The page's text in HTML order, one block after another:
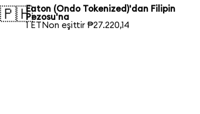
🇵🇭Eaton (Ondo Tokenized)'dan Filipin
Pezosu'na
1 ETNon eşittir ₱27.220,14